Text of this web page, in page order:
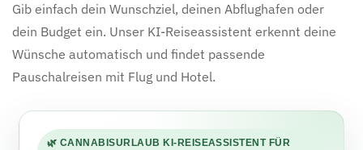
Gib einfach dein Wunschziel, deinen Abflughafen oder
dein Budget ein. Unser KI-Reiseassistent erkennt deine
Wünsche automatisch und findet passende
Pauschalreisen mit Flug und Hotel.
🌿 CANNABISURLAUB KI-REISEASSISTENT FÜR